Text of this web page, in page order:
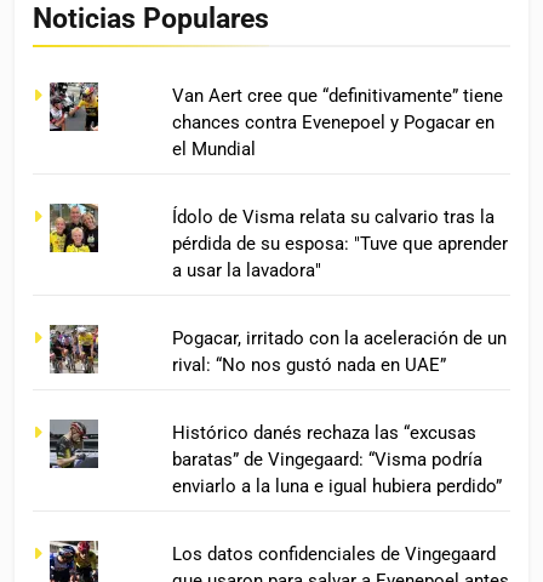
Noticias Populares
Van Aert cree que “definitivamente” tiene
chances contra Evenepoel y Pogacar en
el Mundial
Ídolo de Visma relata su calvario tras la
pérdida de su esposa: "Tuve que aprender
a usar la lavadora"
Pogacar, irritado con la aceleración de un
rival: “No nos gustó nada en UAE”
Histórico danés rechaza las “excusas
baratas” de Vingegaard: “Visma podría
enviarlo a la luna e igual hubiera perdido”
Los datos confidenciales de Vingegaard